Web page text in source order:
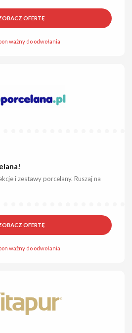
OFERTĘ
ważny do odwołania
i zestawy porcelany. Ruszaj na
OFERTĘ
ważny do odwołania